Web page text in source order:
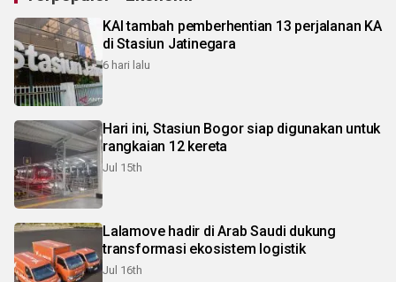
KAI tambah pemberhentian 13 perjalanan KA
di Stasiun Jatinegara
6 hari lalu
Hari ini, Stasiun Bogor siap digunakan untuk
rangkaian 12 kereta
Jul 15th
Lalamove hadir di Arab Saudi dukung
transformasi ekosistem logistik
Jul 16th